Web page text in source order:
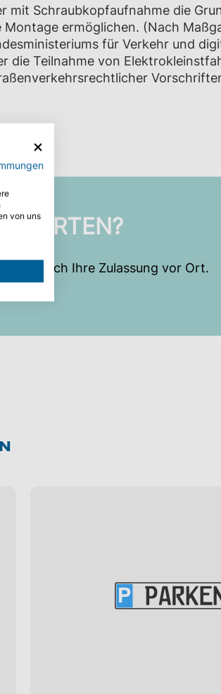
mit Schraubkopfaufnahme die
ermöglichen. (Nach
für Verkehr und
die Teilnahme von
WARTEN?
einfach Ihre Zulassung vor Ort.
von uns